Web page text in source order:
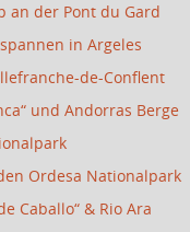
an der Pont du Gard
in Argeles
de-Conflent
und Andorras Berge
Ordesa Nationalpark
Caballo“ & Rio Ara